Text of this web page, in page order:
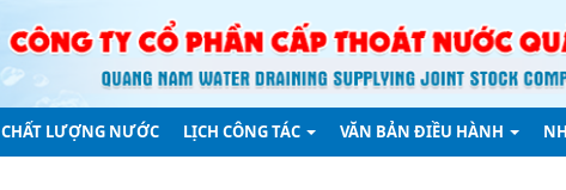
CHẤT LƯỢNG NƯỚC LỊCH CÔNG TÁC VĂN BẢN ĐIỀU HÀNH
Thông